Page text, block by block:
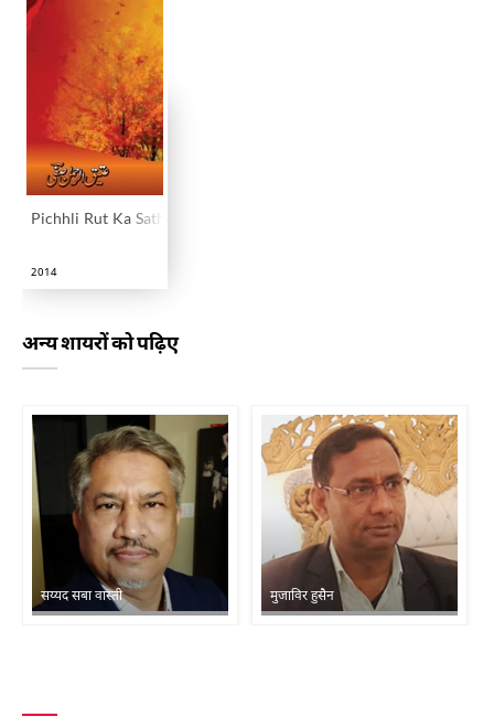
Pichhli Rut Ka Sath Tumhara
2014
अन्य शायरों को पढ़िए
सय्यद सबा वास्ती मुजाविर हुसैन